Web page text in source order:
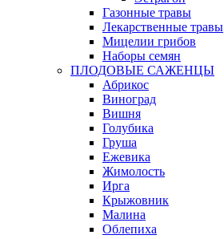
Газонные травы
Лекарственные травы
Мицелии грибов
Наборы семян
ПЛОДОВЫЕ САЖЕНЦЫ
Абрикос
Виноград
Вишня
Голубика
Груша
Ежевика
Жимолость
Ирга
Крыжовник
Малина
Облепиха